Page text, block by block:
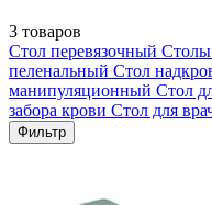
3 товаров
Стол перевязочный Столы
пеленальный Стол
манипуляционный Стол
забора крови Стол для
Фильтр